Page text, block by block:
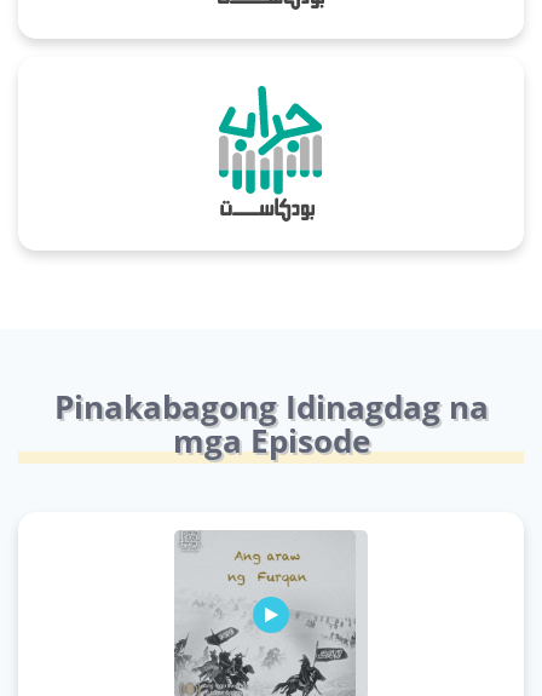
Pinakabagong Idinagdag na
mga Episode